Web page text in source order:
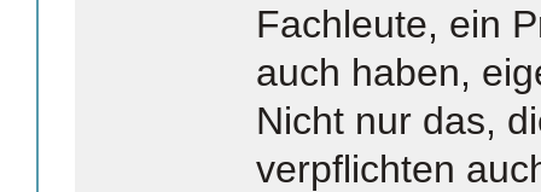
Fachleute, ein
auch haben,
Nicht nur das,
verpflichten